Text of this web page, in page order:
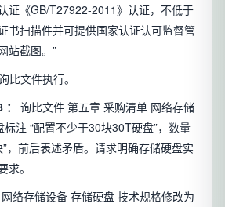
证《GB/T27922-2011》认证，不低于
书扫描件并可提供国家认证认可监督管
站截图。”
比文件执行。
： 询比文件 第五章 采购清单 网络存储
标注 “配置不少于30块30T硬盘”，数量
，前后表述矛盾。请求明确存储硬盘实
求。
网络存储设备 存储硬盘 技术规格修改为